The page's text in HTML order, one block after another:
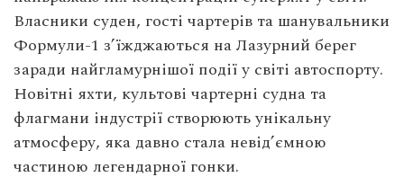
Власники суден, гості чартерів та шанувальники
Формули-1 з’їжджаються на Лазурний берег
заради найгламурнішої події у світі автоспорту.
Новітні яхти, культові чартерні судна та
флагмани індустрії створюють унікальну
атмосферу, яка давно стала невід’ємною
частиною легендарної гонки.